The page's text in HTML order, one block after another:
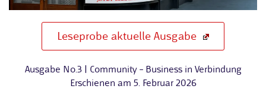
Leseprobe aktuelle Ausgabe
Ausgabe No.3 | Community – Business in Verbindung
Erschienen am 5. Februar 2026